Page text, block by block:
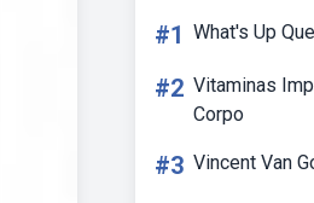
#1 What's Up
#2 Vitaminas
Corpo
#3 Vincent Van